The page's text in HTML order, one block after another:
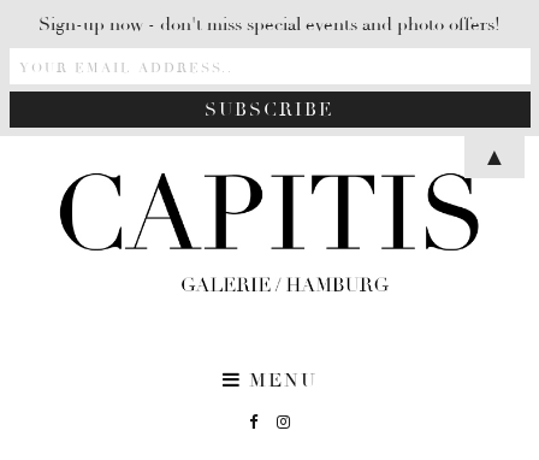
MENU
Sign-up now - don't miss special events and photo offers!
▲